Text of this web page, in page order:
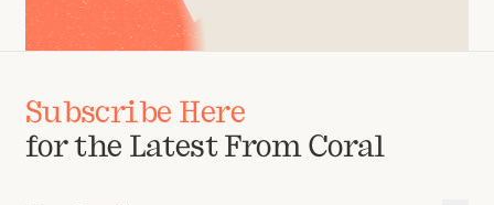
Subscribe Here
for the Latest From Coral